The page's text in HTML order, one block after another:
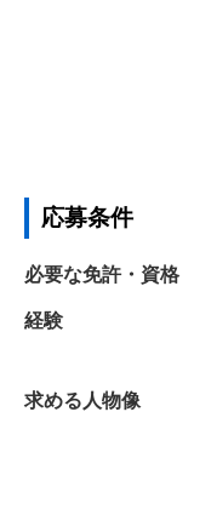
応募条件
必要な免許・資格
経験
求める人物像